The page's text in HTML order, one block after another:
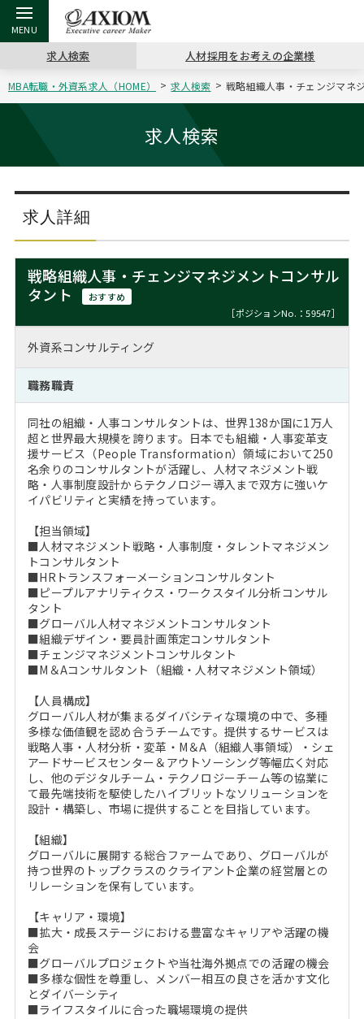
戻る
アクシアムの特長
戻る
コンサ
サービス案内
戻る
キャリ
コンサルタントの紹介
戻る
キャリア支援 TOP
キャリアデザイン講座
（最新求人市場動向）
戻る
MBAの
ステージ別アドバイス
MBAの転職事例
MBAからのFAQ
MBA留学生数の推移
戻る
日本か
インターン受入企業一覧
MBAを生かす求人特集
年齢と年収の相関図
戻る
転職ツール TOP
英文レジュメの書き方
戻る
パワー
職務経歴書の書き方
よくある面接Q&A集
戻る
転職コラム TOP
“展”職相談室
転職市場の明日をよめ
転職成功への4つの鍵
注目企業インタビュー
戻る
イベント・セミナー TOP
ジョブフェア
キャリアデザインセミナー
キャリアフォーラム
Career Talk Live
MBA NETWORKING
戻る
会社概要 TOP
沿革
主なクライアント
採用情報
ニュースリリース
求人検索 人材採用をお考えの企業様
MBA転職・外資系求人（HOME） 求人検索 戦略組織人事・チェンジマネ
求人検索
求人詳細
戦略組織人事・チェンジマネジメントコンサル
タント
おすすめ
［ポジションNo.：59547］
外資系コンサルティング
職務職責
同社の組織・人事コンサルタントは、世界138か国に1万人
超と世界最大規模を誇ります。日本でも組織・人事変革支
援サービス（People Transformation）領域において250
名余りのコンサルタントが活躍し、人材マネジメント戦
略・人事制度設計からテクノロジー導入まで双方に強いケ
イパビリティと実績を持っています。
【担当領域】
■人材マネジメント戦略・人事制度・タレントマネジメン
トコンサルタント
■HRトランスフォーメーションコンサルタント
■ピープルアナリティクス・ワークスタイル分析コンサル
タント
■グローバル人材マネジメントコンサルタント
■組織デザイン・要員計画策定コンサルタント
■チェンジマネジメントコンサルタント
■M＆Aコンサルタント（組織・人材マネジメント領域）
【人員構成】
グローバル人材が集まるダイバシティな環境の中で、多種
多様な価値観を認め合うチームです。提供するサービスは
戦略人事・人材分析・変革・M＆A（組織人事領域）・シェ
アードサービスセンター＆アウトソーシング等幅広く対応
し、他のデジタルチーム・テクノロジーチーム等の協業に
て最先端技術を駆使したハイブリットなソリューションを
設計・構築し、市場に提供することを目指しています。
【組織】
グローバルに展開する総合ファームであり、グローバルが
持つ世界のトップクラスのクライアント企業の経営層との
リレーションを保有しています。
【キャリア・環境】
■拡大・成長ステージにおける豊富なキャリアや活躍の機
会
■グローバルプロジェクトや当社海外拠点での活躍の機会
■多様な個性を尊重し、メンバー相互の良さを活かす文化
とダイバーシティ
■ライフスタイルに合った職場環境の提供